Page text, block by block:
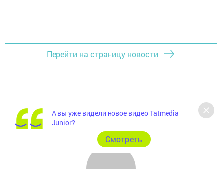
Перейти на страницу новости
А вы уже видели новое видео Tatmedia
Junior?
Cмотреть